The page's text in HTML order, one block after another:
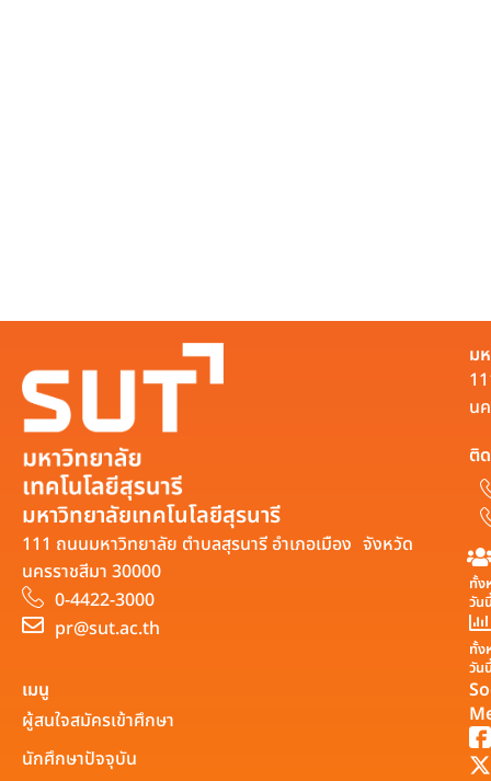
มหาวิทยาลัยเทคโนโลยีสุรนารี
111 ถนนมหาวิทยาลัย ตำบลสุรนารี อำเภอเมือง จังหวัด
นครราชสีมา 30000
0-4422-3000
pr@sut.ac.th
ม
น
ติ
ทั้ง
วัน
ทั้ง
วัน
เมนู
ผู้สนใจสมัครเข้าศึกษา
นักศึกษาปัจจุบัน